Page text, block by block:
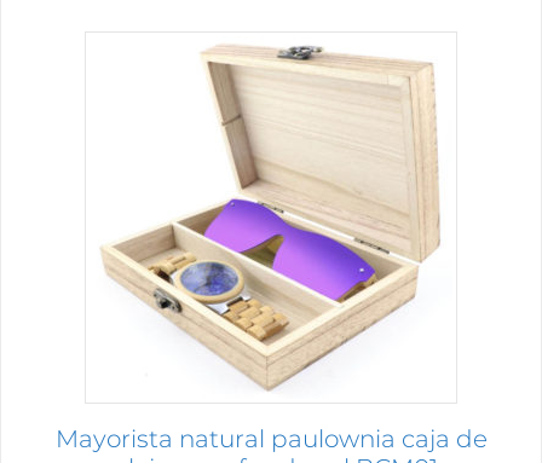
Mayorista natural paulownia caja de